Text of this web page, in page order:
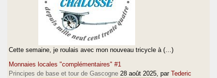
Cette semaine, je roulais avec mon nouveau tricycle à (…)
Monnaies locales "complémentaires" #1
Principes de base et tour de Gascogne 28 août 2025, par Tederic